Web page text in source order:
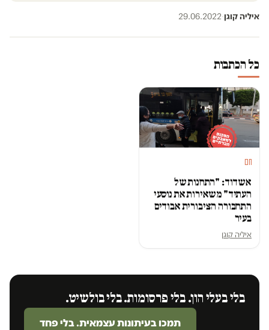
איליה קוגן·
29.06.2022
כל הכתבות
חם
אשדוד: "התחנות של
העתיד" משאירות את נוסעי
התחבורה הציבורית אבודים
בעיר
איליה קוגן
בלי בעלי הון. בלי פרסומות. בלי בולשיט.
תמכו בעיתונות עצמאית. בלי פחד